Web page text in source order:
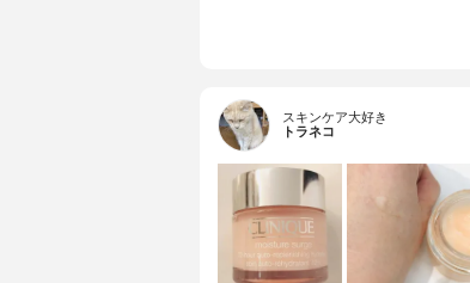
スキンケア大好き
トラネコ